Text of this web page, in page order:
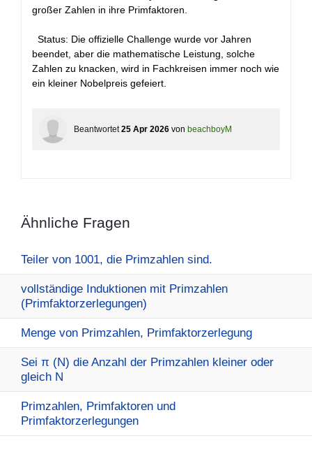
großer Zahlen in ihre Primfaktoren.
Status: Die offizielle Challenge wurde vor Jahren
beendet, aber die mathematische Leistung, solche
Zahlen zu knacken, wird in Fachkreisen immer noch wie
ein kleiner Nobelpreis gefeiert.
Beantwortet 25 Apr 2026 von beachboyM
Ähnliche Fragen
Teiler von 1001, die Primzahlen sind.
vollständige Induktionen mit Primzahlen
(Primfaktorzerlegungen)
Menge von Primzahlen, Primfaktorzerlegung
Sei π (N) die Anzahl der Primzahlen kleiner oder
gleich N
Primzahlen, Primfaktoren und
Primfaktorzerlegungen